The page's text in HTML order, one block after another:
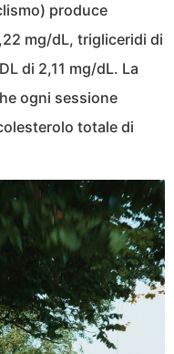
produce
mg/dL, trigliceridi di
di 2,11 mg/dL. La
ogni sessione
totale di